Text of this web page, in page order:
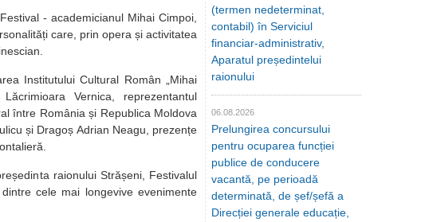
- academicianul Mihai Cimpoi,
care, prin opera și activitatea
Institutului Cultural Român „Mihai
Vernica, reprezentantul
între România și Republica Moldova
și Dragoș Adrian Neagu, prezențe
raionului Strășeni, Festivalul
cele mai longevive evenimente
(termen nedeterminat,
contabil) în Serviciul
financiar-administrativ,
Aparatul președintelui
raionului
06.08.2026
Prelungirea concursului
pentru ocuparea funcției
publice de conducere
vacantă, pe perioadă
determinată, de șef/șefă a
Direcției generale educație,